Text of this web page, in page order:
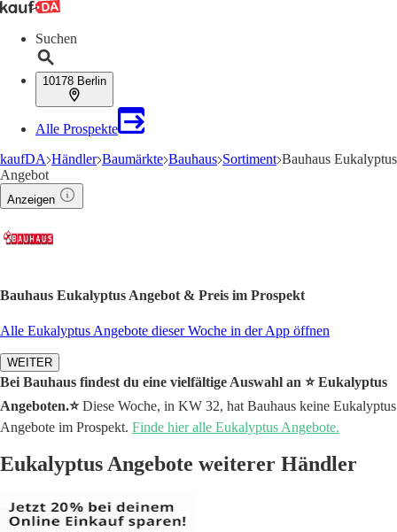
Suchen
10178 Berlin
Alle Prospekte
kaufDA Händler Baumärkte Bauhaus Sortiment Bauhaus Eukalyptus
Angebot
Anzeigen
Bauhaus Eukalyptus Angebot & Preis im Prospekt
Alle Eukalyptus Angebote dieser Woche in der App öffnen
WEITER
Bei Bauhaus findest du eine vielfältige Auswahl an ⭐️ Eukalyptus
Angeboten.⭐️Diese Woche, in KW 32, hat Bauhaus keine Eukalyptus
Angebote im Prospekt. Finde hier alle Eukalyptus Angebote.
Eukalyptus Angebote weiterer Händler